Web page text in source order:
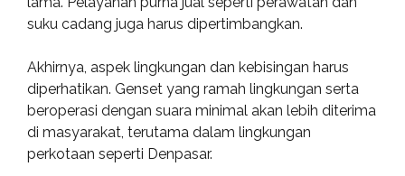
suku cadang juga harus dipertimbangkan.
Akhirnya, aspek lingkungan dan kebisingan harus
diperhatikan. Genset yang ramah lingkungan serta
beroperasi dengan suara minimal akan lebih diterima
di masyarakat, terutama dalam lingkungan
perkotaan seperti Denpasar.